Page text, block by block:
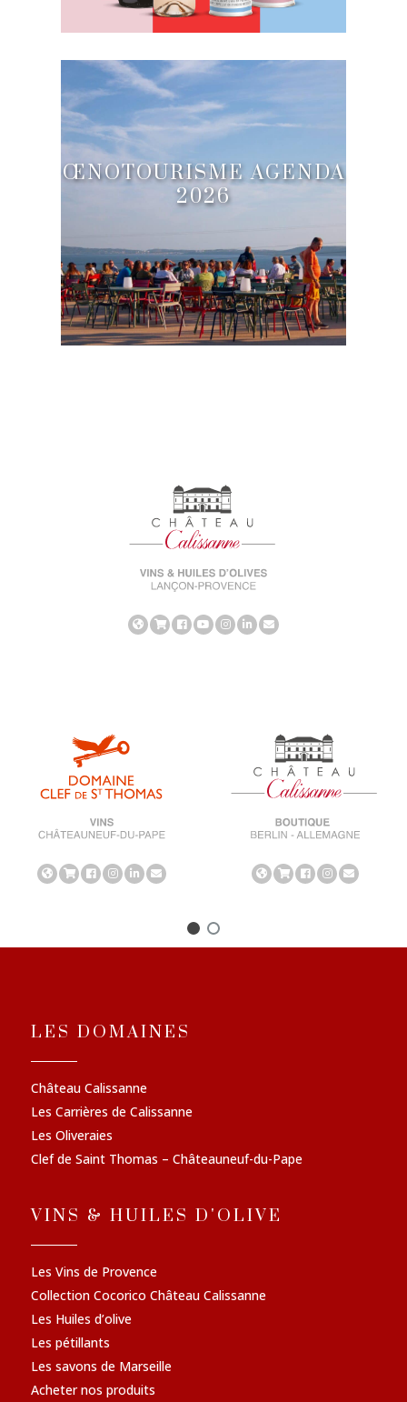
ŒNOTOURISME AGENDA
2026
LES DOMAINES
Château Calissanne
Les Carrières de Calissanne
Les Oliveraies
Clef de Saint Thomas – Châteauneuf-du-Pape
VINS & HUILES D'OLIVE
Les Vins de Provence
Collection Cocorico Château Calissanne
Les Huiles d’olive
Les pétillants
Les savons de Marseille
Acheter nos produits